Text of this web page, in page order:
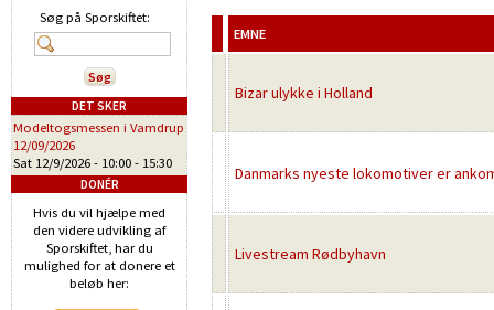
EMNE
Bizar ulykke i Holland
Danmarks nyeste lokomotiver er
Livestream Rødbyhavn
Søg på Sporskiftet:
DET SKER
Modeltogsmessen i Vamdrup
12/09/2026
Sat 12/9/2026 - 10:00 - 15:30
DONÉR
Hvis du vil hjælpe med
den videre udvikling af
Sporskiftet, har du
mulighed for at donere et
beløb her: